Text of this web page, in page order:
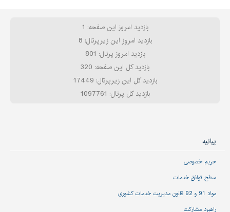
بازدید امروز این صفحه: 1
بازدید امروز این زیرپرتال: 8
بازدید امروز پرتال: 801
بازدید کل این صفحه: 320
بازدید کل این زیرپرتال: 17449
بازدید کل پرتال: 1097761
بیانیه
حریم خصوصی
سطح توافق خدمات
مواد 91 و 92 قانون مدیریت خدمات کشوری
راهبرد مشارکت